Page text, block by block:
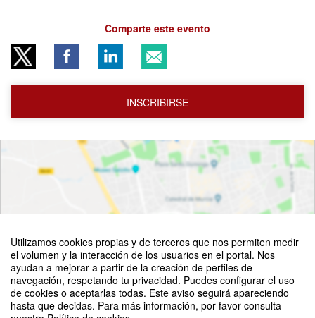
Utilizamos cookies propias y de terceros que nos permiten medir
el volumen y la interacción de los usuarios en el portal. Nos
ayudan a mejorar a partir de la creación de perfiles de
navegación, respetando tu privacidad. Puedes configurar el uso
de cookies o aceptarlas todas. Este aviso seguirá apareciendo
hasta que decidas. Para más información, por favor consulta
Comparte este evento
INSCRIBIRSE
Ver mapa